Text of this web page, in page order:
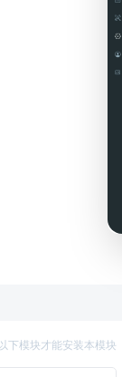
下模块才能安装本模块